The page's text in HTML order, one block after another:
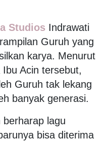
Studios Indrawati
Guruh yang
karya. Menurut
Acin tersebut,
Guruh tak lekang
banyak generasi.
berharap lagu
bisa diterima